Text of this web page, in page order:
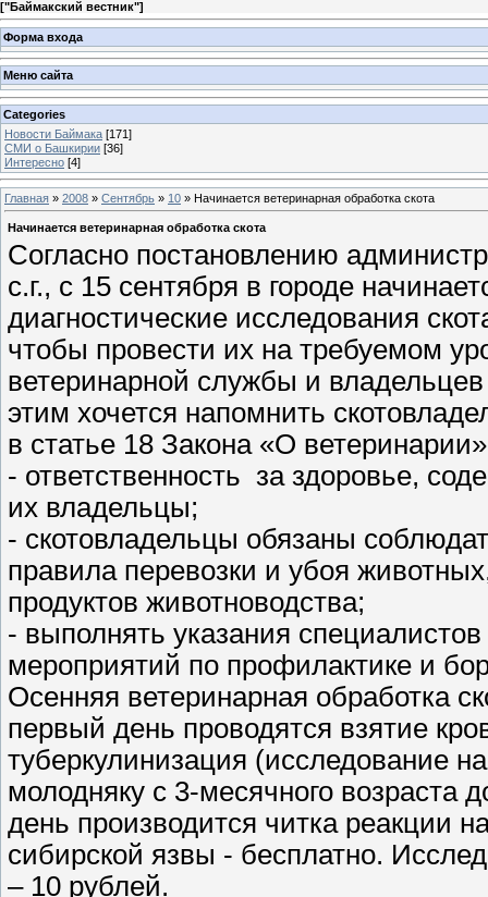
["Баймакский вестник"]
Форма входа
Меню сайта
Categories
Новости Баймака [171]
СМИ о Башкирии [36]
Интересно [4]
Главная » 2008 » Сентябрь » 10 » Начинается ветеринарная обработка скота
Начинается ветеринарная обработка скота
Согласно постановлению
с.г., с 15 сентября в городе
диагностические исследования
чтобы провести их на требуемом
ветеринарной службы и
этим хочется напомнить
в статье 18 Закона «О
- ответственность за здоровье,
их владельцы;
- скотовладельцы обязаны
правила перевозки и убоя
продуктов животноводства;
- выполнять указания
мероприятий по профилактике и
Осенняя ветеринарная обработка
первый день проводятся взятие
туберкулинизация (исследование
молодняку с 3-месячного возраста
день производится читка реакции
сибирской язвы - бесплатно.
– 10 рублей.